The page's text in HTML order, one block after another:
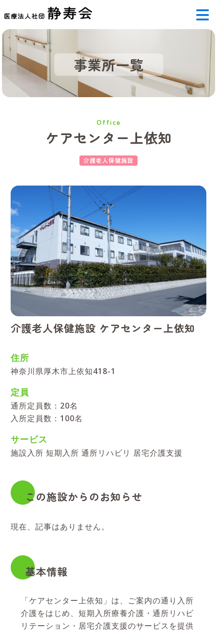
事業所一覧
ケアセンター上依知
Office
介護老人保健施設
介護老人保健施設 ケアセンター上依知
住所
神奈川県厚木市上依知418-1
定員
通所定員数：20名
入所定員数：100名
サービス
施設入所 短期入所 通所リハビリ 居宅介護支援
この施設からのお知らせ
現在、記事はありません。
基本情報
「ケアセンター上依知」は、ご案内の通り入所
介護をはじめ、短期入所療養介護・通所リハビ
リテーション・居宅介護支援のサービスを提供